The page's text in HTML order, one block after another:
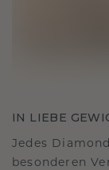
IN LIEBE
Jedes
besonderen